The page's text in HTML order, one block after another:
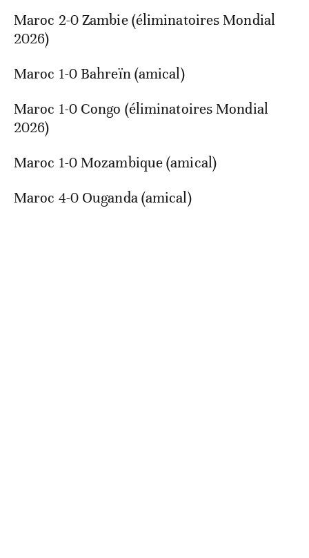
Maroc 2-0 Zambie (éliminatoires Mondial
2026)
Maroc 1-0 Bahreïn (amical)
Maroc 1-0 Congo (éliminatoires Mondial
2026)
Maroc 1-0 Mozambique (amical)
Maroc 4-0 Ouganda (amical)